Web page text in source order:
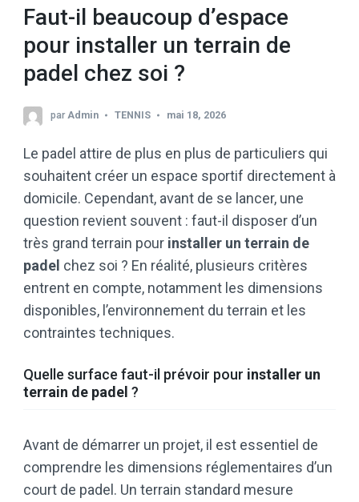
Faut-il beaucoup d’espace
pour installer un terrain de
padel chez soi ?
par Admin TENNIS mai 18, 2026
Le padel attire de plus en plus de particuliers qui
souhaitent créer un espace sportif directement à
domicile. Cependant, avant de se lancer, une
question revient souvent : faut-il disposer d’un
très grand terrain pour installer un terrain de
padel chez soi ? En réalité, plusieurs critères
entrent en compte, notamment les dimensions
disponibles, l’environnement du terrain et les
contraintes techniques.
Quelle surface faut-il prévoir pour installer un
terrain de padel ?
Avant de démarrer un projet, il est essentiel de
comprendre les dimensions réglementaires d’un
court de padel. Un terrain standard mesure